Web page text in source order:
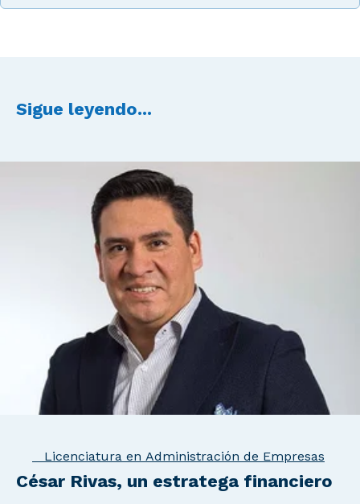
Sigue leyendo...
Licenciatura en Administración de Empresas
César Rivas, un estratega financiero